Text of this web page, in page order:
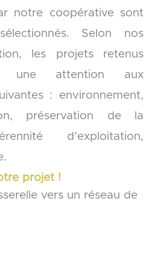
notre coopérative sont
Selon nos
les projets retenus
une attention aux
: environnement,
préservation de la
d’exploitation,
projet !
vers un réseau de